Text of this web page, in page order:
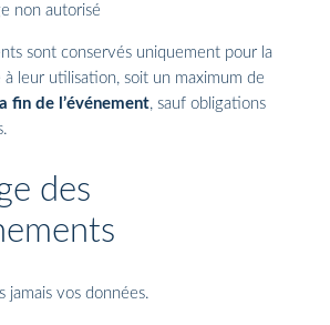
non autorisé
sont conservés uniquement pour la
à leur utilisation, soit un maximum de
fin de l’événement, sauf obligations
des
jamais vos données.